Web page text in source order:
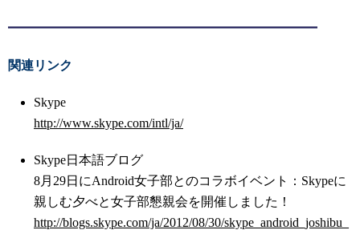
関連リンク
Skype
http://www.skype.com/intl/ja/
Skype日本語ブログ
8月29日にAndroid女子部とのコラボイベント：Skypeに
親しむ夕べと女子部懇親会を開催しました！
http://blogs.skype.com/ja/2012/08/30/skype_android_joshibu_